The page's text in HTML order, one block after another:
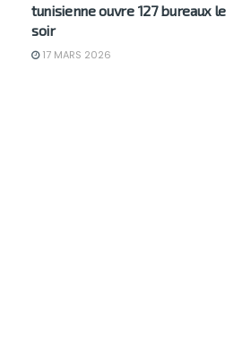
tunisienne ouvre 127 bureaux le
soir
17 MARS 2026